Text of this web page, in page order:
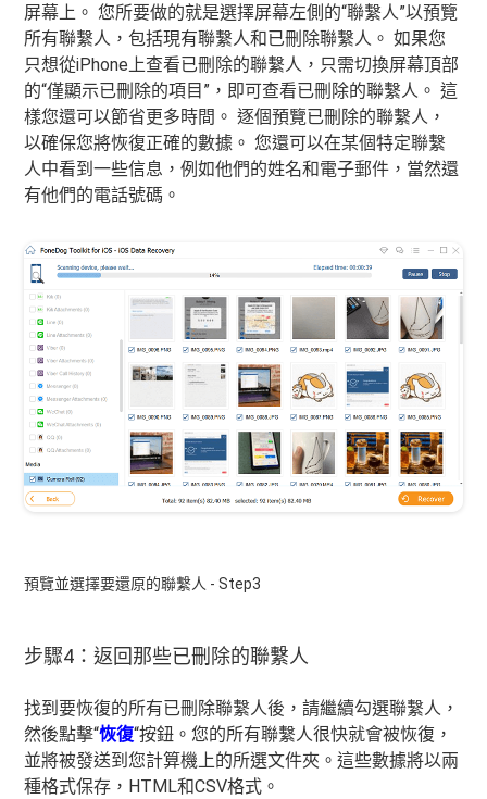
屏幕上。 您所要做的就是選擇屏幕左側的“聯繫人”以預覽
所有聯繫人，包括現有聯繫人和已刪除聯繫人。 如果您
只想從iPhone上查看已刪除的聯繫人，只需切換屏幕頂部
的“僅顯示已刪除的項目”，即可查看已刪除的聯繫人。 這
樣您還可以節省更多時間。 逐個預覽已刪除的聯繫人，
以確保您將恢復正確的數據。 您還可以在某個特定聯繫
人中看到一些信息，例如他們的姓名和電子郵件，當然還
有他們的電話號碼。
預覽並選擇要還原的聯繫人 - Step3
步驟4：返回那些已刪除的聯繫人
找到要恢復的所有已刪除聯繫人後，請繼續勾選聯繫人，
然後點擊“恢復“按鈕。您的所有聯繫人很快就會被恢復，
並將被發送到您計算機上的所選文件夾。這些數據將以兩
種格式保存，HTML和CSV格式。